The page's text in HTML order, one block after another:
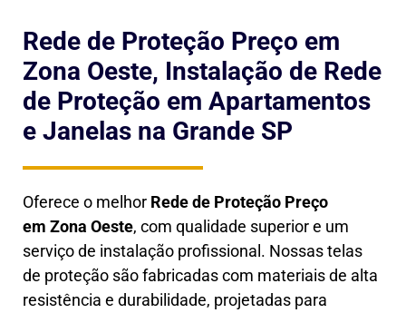
Rede de Proteção Preço em
Zona Oeste, Instalação de Rede
de Proteção em Apartamentos
e Janelas na Grande SP
Oferece o melhor Rede de Proteção Preço
em Zona Oeste, com qualidade superior e um
serviço de instalação profissional. Nossas telas
de proteção são fabricadas com materiais de alta
resistência e durabilidade, projetadas para